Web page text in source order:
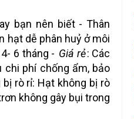
bạn nên biết - Thân
hạt dễ phân huỷ ở môi
6 tháng - Giá rẻ: Các
phí chống ẩm, bảo
rò rỉ: Hạt không bị rò
không gây bụi trong